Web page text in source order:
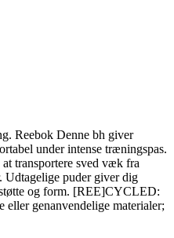
Reebok Denne bh giver
under intense træningspas.
transportere sved væk fra
Udtagelige puder giver dig
og form. [REE]CYCLED:
eller genanvendelige materialer;